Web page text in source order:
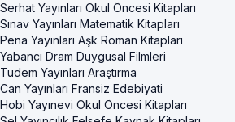
Serhat Yayınları Okul Öncesi Kitapları
Sınav Yayınları Matematik Kitapları
Pena Yayınları Aşk Roman Kitapları
Yabancı Dram Duygusal Filmleri
Tudem Yayınları Araştırma
Can Yayınları Fransiz Edebiyati
Hobi Yayınevi Okul Öncesi Kitapları